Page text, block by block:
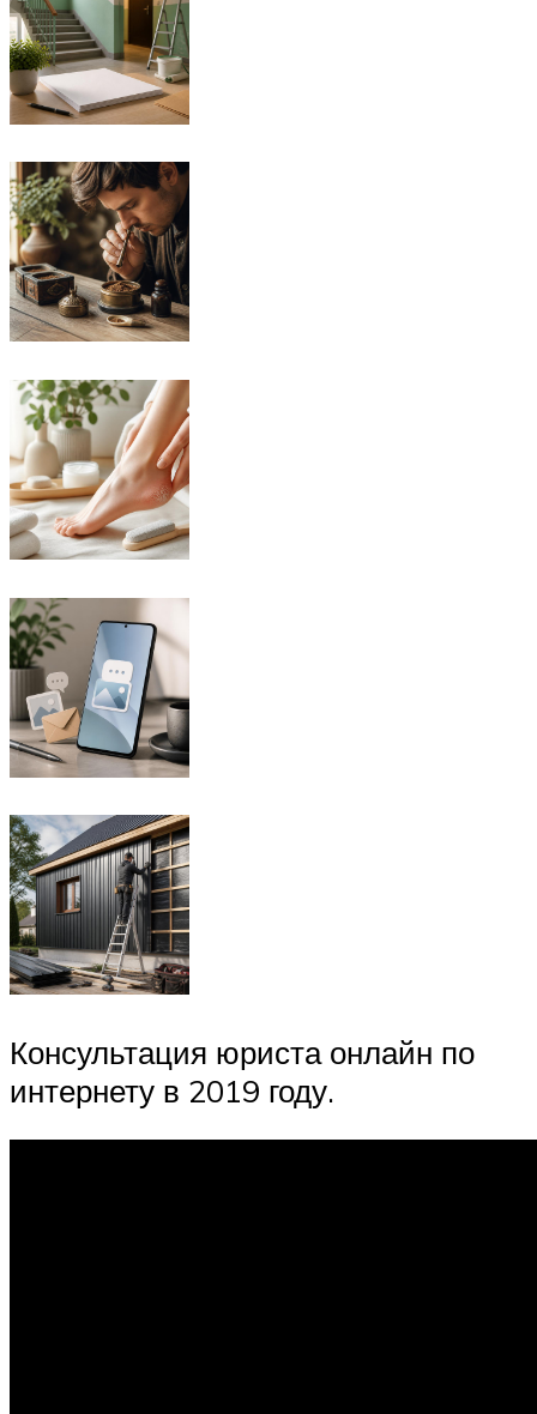
Консультация юриста онлайн по
интернету в 2019 году.